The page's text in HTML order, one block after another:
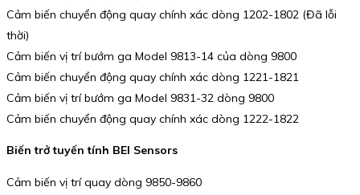
Cảm biến chuyển động quay chính xác dòng 1202-1802 (Đã lỗi
thời)
Cảm biến vị trí bướm ga Model 9813-14 của dòng 9800
Cảm biến chuyển động quay chính xác dòng 1221-1821
Cảm biến vị trí bướm ga Model 9831-32 dòng 9800
Cảm biến chuyển động quay chính xác dòng 1222-1822
Biến trở tuyến tính BEI Sensors
Cảm biến vị trí quay dòng 9850-9860